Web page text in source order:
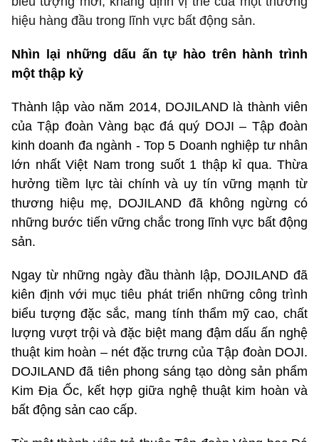
hiệu hàng đầu trong lĩnh vực bất động sản.
Nhìn lại những dấu ấn tự hào trên hành trình
một thập kỷ
Thành lập vào năm 2014, DOJILAND là thành viên
của Tập đoàn Vàng bạc đá quý DOJI – Tập đoàn
kinh doanh đa ngành - Top 5 Doanh nghiệp tư nhân
lớn nhất Việt Nam trong suốt 1 thập kỉ qua. Thừa
hưởng tiềm lực tài chính và uy tín vững mạnh từ
thương hiệu mẹ, DOJILAND đã không ngừng có
những bước tiến vững chắc trong lĩnh vực bất động
sản.
Ngay từ những ngày đầu thành lập, DOJILAND đã
kiên định với mục tiêu phát triển những công trình
biểu tượng đặc sắc, mang tính thẩm mỹ cao, chất
lượng vượt trội và đặc biệt mang đậm dấu ấn nghệ
thuật kim hoàn – nét đặc trưng của Tập đoàn DOJI.
DOJILAND đã tiên phong sáng tạo dòng sản phẩm
Kim Địa Ốc, kết hợp giữa nghệ thuật kim hoàn và
bất động sản cao cấp.